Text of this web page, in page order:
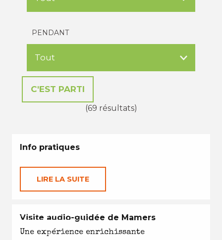
PENDANT
(69 résultats)
Info pratiques
LIRE LA SUITE
EN TOUTES SAISONS
Visite audio-guidée de Mamers
Une expérience enrichissante